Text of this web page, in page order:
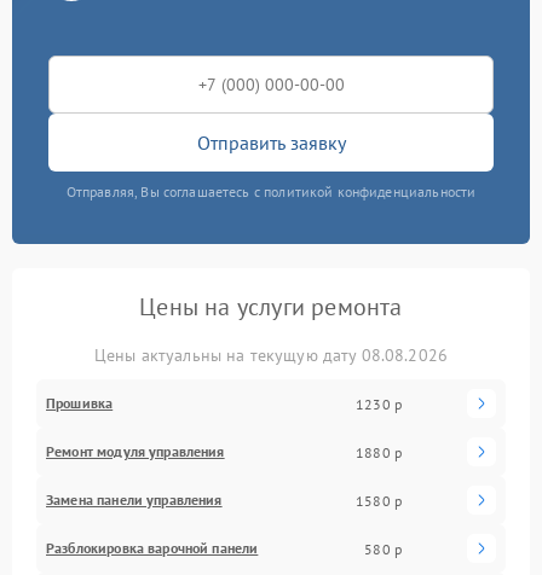
Отправить заявку
Отправляя, Вы соглашаетесь с политикой конфиденциальности
Цены на услуги ремонта
Цены актуальны на текущую дату 08.08.2026
Прошивка 1230 р
Ремонт модуля управления 1880 р
Замена панели управления 1580 р
Разблокировка варочной панели 580 р